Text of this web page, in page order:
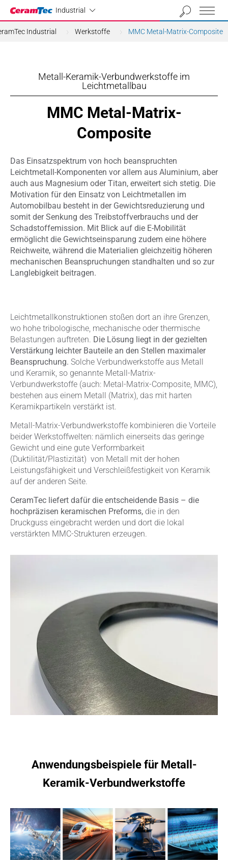
Industrial
Industrial
Industrial Werkstoffe MMC Metal-Matrix-Composite
Metall-Keramik-Verbundwerkstoffe im
Leichtmetallbau
MMC Metal-Matrix-
Composite
Das Einsatzspektrum von hoch beanspruchten
Leichtmetall-Komponenten vor allem aus Aluminium, aber
auch aus Magnesium oder Titan, erweitert sich stetig. Die
Motivation für den Einsatz von Leichtmetallen im
Automobilbau besteht in der Gewichtsreduzierung und
somit der Senkung des Treibstoffverbrauchs und der
Schadstoffemission. Mit Blick auf die E-Mobilität
ermöglicht die Gewichtseinsparung zudem eine höhere
Reichweite, während die Materialien gleichzeitig höheren
mechanischen Beanspruchungen standhalten und so zur
Langlebigkeit beitragen.
Leichtmetallkonstruktionen stoßen dort an ihre Grenzen,
wo hohe tribologische, mechanische oder thermische
Belastungen auftreten. Die Lösung liegt in der gezielten
Verstärkung leichter Bauteile an den Stellen maximaler
Beanspruchung. Solche Verbundwerkstoffe aus Metall
und Keramik, so genannte Metall-Matrix-
Verbundwerkstoffe (auch: Metal-Matrix-Composite, MMC),
bestehen aus einem Metall (Matrix), das mit harten
Keramikpartikeln verstärkt ist.
Metall-Matrix-Verbundwerkstoffe kombinieren die Vorteile
beider Werkstoffwelten: nämlich einerseits das geringe
Gewicht und eine gute Verformbarkeit
(Duktilität/Plastizität) von Metall mit der hohen
Leistungsfähigkeit und Verschleißfestigkeit von Keramik
auf der anderen Seite.
CeramTec liefert dafür die entscheidende Basis – die
hochpräzisen keramischen Preforms, die in den
Druckguss eingebracht werden und dort die lokal
verstärkten MMC-Strukturen erzeugen.
Anwendungsbeispiele für Metall-
Keramik-Verbundwerkstoffe